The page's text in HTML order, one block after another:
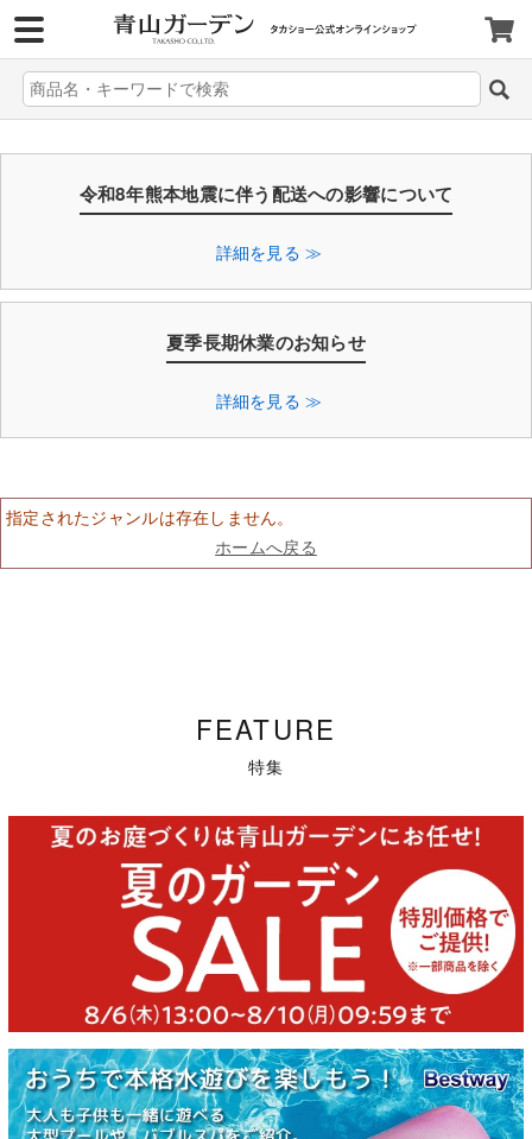
令和8年熊本地震に伴う配送への影響について
詳細を見る ≫
夏季長期休業のお知らせ
詳細を見る ≫
指定されたジャンルは存在しません。
ホームへ戻る
FEATURE
特集